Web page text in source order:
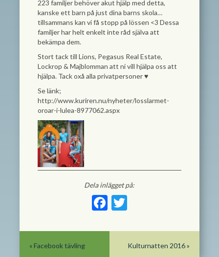
223 familjer behöver akut hjälp med detta,
kanske ett barn på just dina barns skola…
tillsammans kan vi få stopp på lössen <3 Dessa
familjer har helt enkelt inte råd själva att
bekämpa dem.
Stort tack till Lions, Pegasus Real Estate,
Lockrop & Majblomman att ni vill hjälpa oss att
hjälpa. Tack oxå alla privatpersoner ♥
Se länk;
http://www.kuriren.nu/nyheter/losslarmet-
oroar-i-lulea-8977062.aspx
Dela inlägget på:
Facebook
Twitter
Kulturnatten 2016»
« Facebook tävling